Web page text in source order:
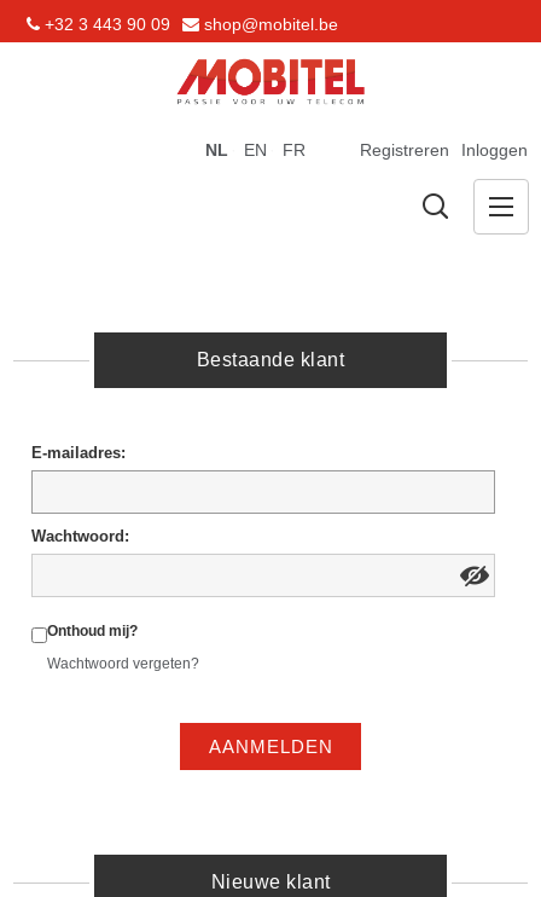
+32 3 443 90 09 shop@mobitel.be
Registreren Inloggen
NL EN FR
Bestaande klant
E-mailadres:
Wachtwoord:
Onthoud mij?
Wachtwoord vergeten?
AANMELDEN
Nieuwe klant